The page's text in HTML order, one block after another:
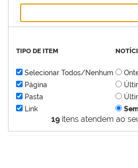
19 itens atendem ao
TIPO DE ITEM
Selecionar Todos/Nenhum
Página
Pasta
Link